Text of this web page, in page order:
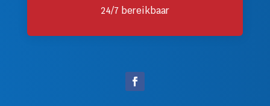
24/7 bereikbaar